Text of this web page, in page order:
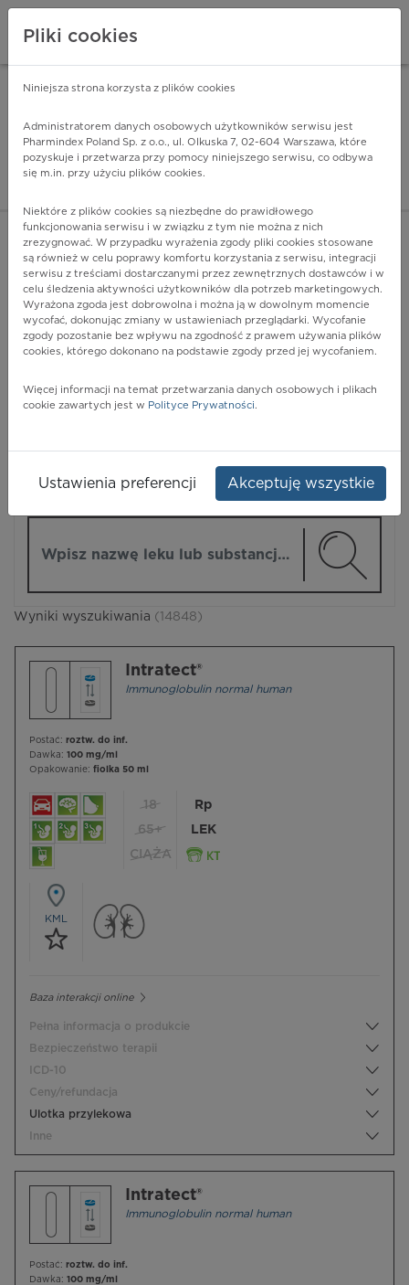
Pharmindex - lider
ZALOGUJ SIĘ
POKAŻ FILTRY
Pharmindex
Wyniki wyszukiwania (14848)
Intratect®
Immunoglobulin normal human
Postać: roztw. do inf.
Dawka: 100 mg/ml
Opakowanie: fiolka 50 ml
18
65+
CIĄŻA
Rp
LEK
KML
Baza interakcji online
Pełna informacja o produkcie
Bezpieczeństwo terapii
ICD-10
Ceny/refundacja
Ulotka przylekowa
Inne
Intratect®
Immunoglobulin normal human
Postać: roztw. do inf.
Dawka: 100 mg/ml
Pliki cookies
Niniejsza strona korzysta z plików cookies
Administratorem danych osobowych użytkowników serwisu jest
Pharmindex Poland Sp. z o.o., ul. Olkuska 7, 02-604 Warszawa, które
pozyskuje i przetwarza przy pomocy niniejszego serwisu, co odbywa
się m.in. przy użyciu plików cookies.
Niektóre z plików cookies są niezbędne do prawidłowego
funkcjonowania serwisu i w związku z tym nie można z nich
zrezygnować. W przypadku wyrażenia zgody pliki cookies stosowane
są również w celu poprawy komfortu korzystania z serwisu, integracji
serwisu z treściami dostarczanymi przez zewnętrznych dostawców i w
celu śledzenia aktywności użytkowników dla potrzeb marketingowych.
Wyrażona zgoda jest dobrowolna i można ją w dowolnym momencie
wycofać, dokonując zmiany w ustawieniach przeglądarki. Wycofanie
zgody pozostanie bez wpływu na zgodność z prawem używania plików
cookies, którego dokonano na podstawie zgody przed jej wycofaniem.
Więcej informacji na temat przetwarzania danych osobowych i plikach
cookie zawartych jest w Polityce Prywatności.
Ustawienia preferencji Akceptuję wszystkie
ZA DARMO - w Google Play INSTALUJ